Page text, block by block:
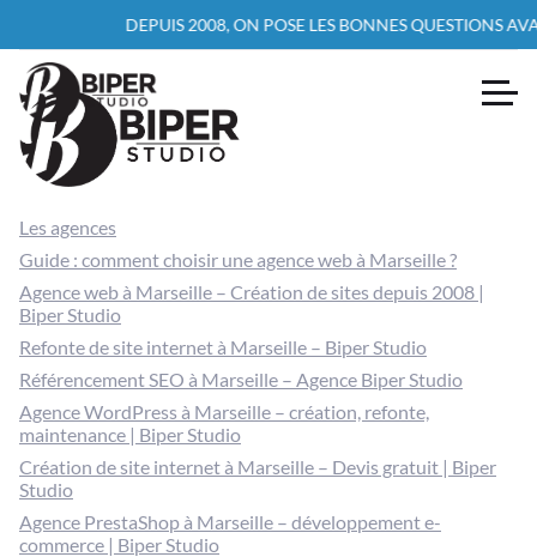
DEPUIS 2008, ON POSE LES BONNES QUESTIONS
Les agences
Guide : comment choisir une agence web à Marseille ?
Agence web à Marseille – Création de sites depuis 2008 |
Biper Studio
Refonte de site internet à Marseille – Biper Studio
Référencement SEO à Marseille – Agence Biper Studio
Agence WordPress à Marseille – création, refonte,
maintenance | Biper Studio
Création de site internet à Marseille – Devis gratuit | Biper
Studio
Agence PrestaShop à Marseille – développement e-
commerce | Biper Studio